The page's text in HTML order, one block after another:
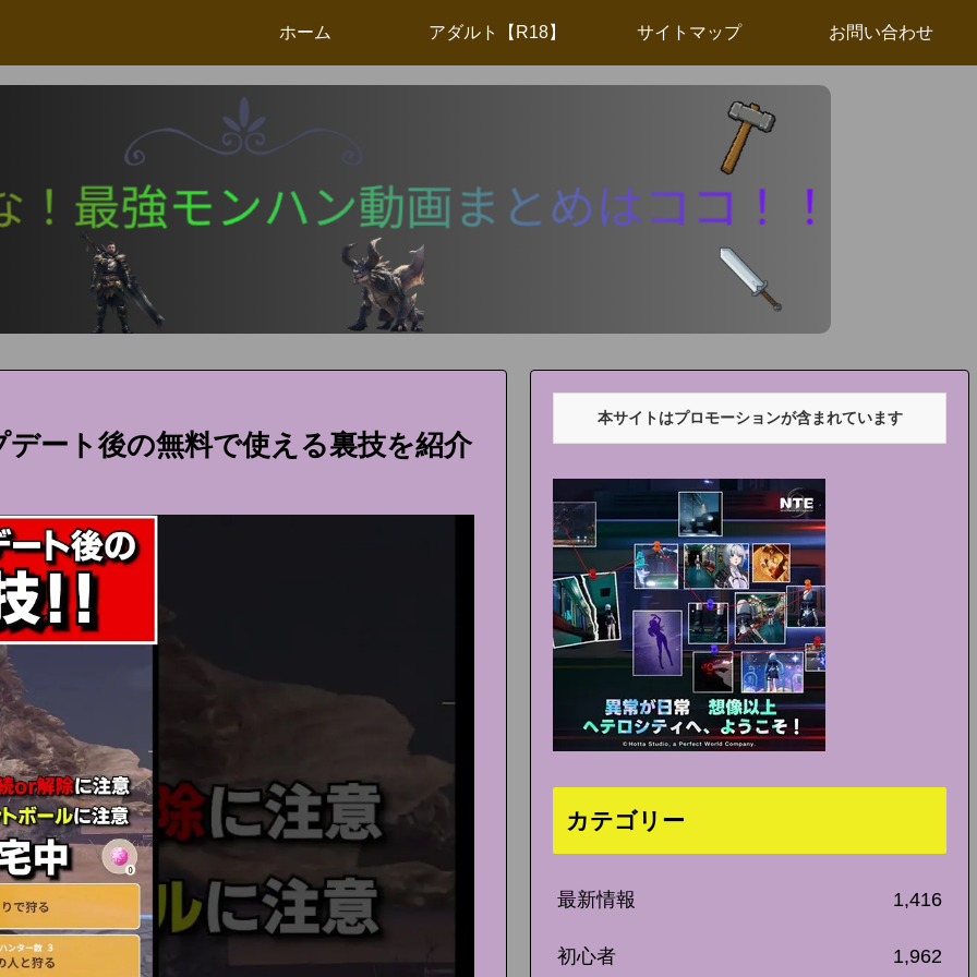
ホーム アダルト【R18】 サイトマップ お問い合わせ
ート後の無料で使える裏技を紹介
本サイトはプロモーションが含まれています
カテゴリー
最新情報 1,416
初心者 1,962